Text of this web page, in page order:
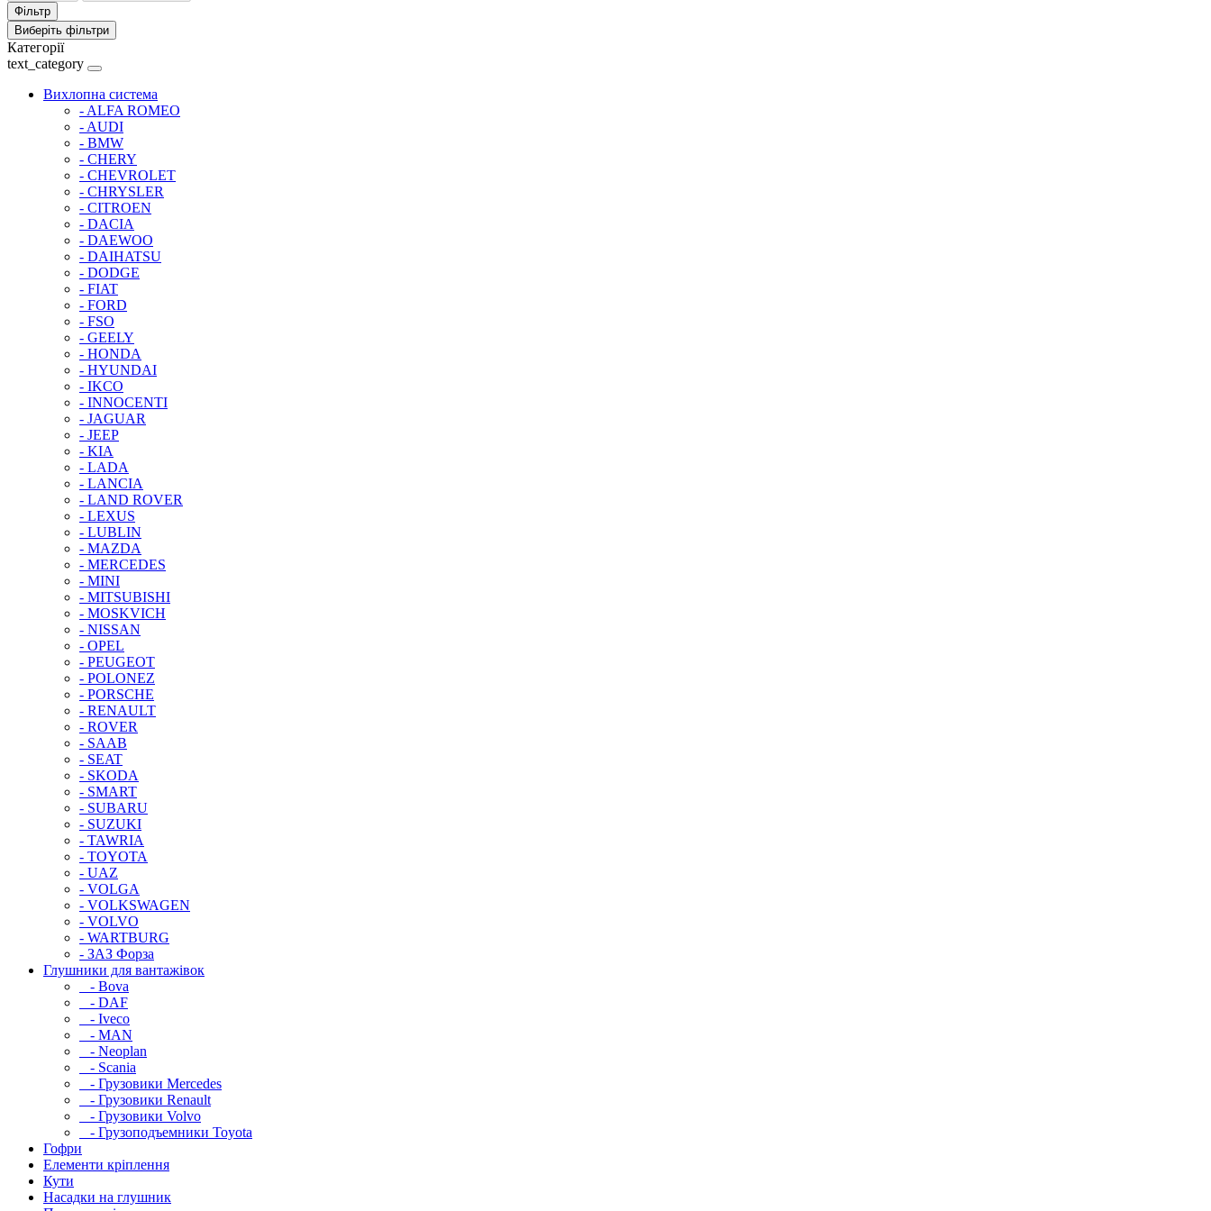
Фільтр
Виберіть фільтри
Категорії
text_category
Вихлопна система
- ALFA ROMEO
- AUDI
- BMW
- CHERY
- CHEVROLET
- CHRYSLER
- CITROEN
- DACIA
- DAEWOO
- DAIHATSU
- DODGE
- FIAT
- FORD
- FSO
- GEELY
- HONDA
- HYUNDAI
- IKCO
- INNOCENTI
- JAGUAR
- JEEP
- KIA
- LADA
- LANCIA
- LAND ROVER
- LEXUS
- LUBLIN
- MAZDA
- MERCEDES
- MINI
- MITSUBISHI
- MOSKVICH
- NISSAN
- OPEL
- PEUGEOT
- POLONEZ
- PORSCHE
- RENAULT
- ROVER
- SAAB
- SEAT
- SKODA
- SMART
- SUBARU
- SUZUKI
- TAWRIA
- TOYOTA
- UAZ
- VOLGA
- VOLKSWAGEN
- VOLVO
- WARTBURG
- ЗАЗ Форза
Глушники для вантажівок
- Bova
- DAF
- Iveco
- MAN
- Neoplan
- Scania
- Грузовики Mercedes
- Грузовики Renault
- Грузовики Volvo
- Грузоподъемники Toyota
Гофри
Елементи кріплення
Кути
Насадки на глушник